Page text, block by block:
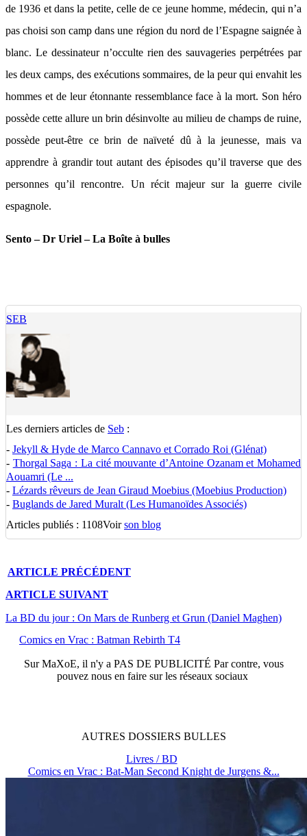
de 1936 et dans la petite, celle de ce jeune homme, médecin, qui n’a
pas choisi son camp dans une région du nord de l’Espagne saignée à
blanc. Le dessinateur n’occulte rien des sauvageries perpétrées par
les deux camps, des exécutions sommaires, de la peur qui envahit les
hommes et de leur étonnante ressemblance face à la mort. Son héro
possède cette allure un brin désinvolte au milieu de champs de ruine,
possède peut-être ce brin de naïveté dû à la jeunesse, mais va
apprendre à grandir tout autant des épisodes qu’il traverse que des
personnes qu’il rencontre. Un récit majeur sur la guerre civile
espagnole.
Sento – Dr Uriel – La Boîte à bulles
SEB
Les derniers articles de Seb :
- Jekyll & Hyde de Marco Cannavo et Corrado Roi (Glénat)
- Thorgal Saga : La cité mouvante d’Antoine Ozanam et Mohamed
Aouamri (Le ...
- Lézards rêveurs de Jean Giraud Moebius (Moebius Production)
- Buglands de Jared Muralt (Les Humanoïdes Associés)
Articles publiés : 1108Voirson blog
ARTICLE PRÉCÉDENT
ARTICLE SUIVANT
La BD du jour : On Mars de Runberg et Grun (Daniel Maghen)
Comics en Vrac : Batman Rebirth T4
SurMaXoE, il n'y a PAS DE PUBLICITÉ Par contre, vous
pouvez nous en faire sur les réseaux sociaux
AUTRES DOSSIERS BULLES
Livres / BD
Comics en Vrac : Bat-Man Second Knight de Jurgens &...